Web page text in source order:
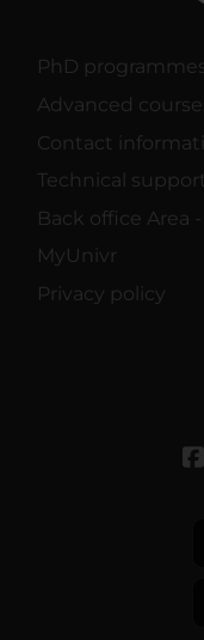
PhD
Advanced
Contact
Technical support
Back office Area
MyUnivr
Privacy policy